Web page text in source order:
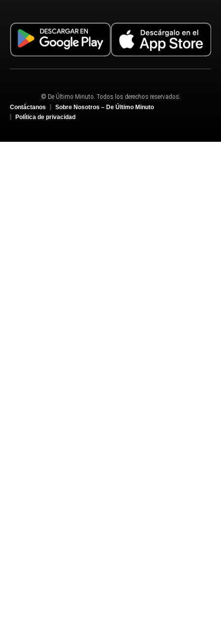
© De Último Minuto. Todos los derechos reservados.
Contáctanos
Sobre Nosotros – De Último Minuto
Política de privacidad